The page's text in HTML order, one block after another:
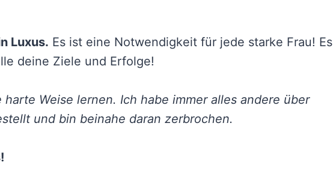
Luxus. Es ist eine Notwendigkeit für jede starke Frau! Es
deine Ziele und Erfolge!
harte Weise lernen. Ich habe immer alles andere über
und bin beinahe daran zerbrochen.